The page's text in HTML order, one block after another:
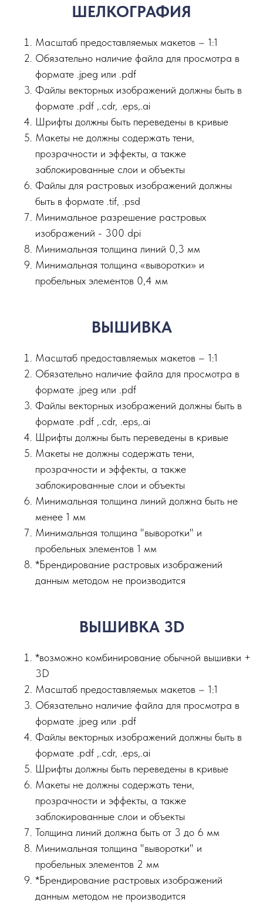
ШЕЛКОГРАФИЯ
Масштаб предоставляемых макетов – 1:1
Обязательно наличие файла для просмотра в
формате .jpeg или .pdf
Файлы векторных изображений должны быть в
формате .pdf ,.сdr, .eps,.ai
Шрифты должны быть переведены в кривые
Макеты не должны содержать тени,
прозрачности и эффекты, а также
заблокированные слои и объекты
Файлы для растровых изображений должны
быть в формате .tif, .psd
Минимальное разрешение растровых
изображений - 300 dpi
Минимальная толщина линий 0,3 мм
Минимальная толщина «выворотки» и
пробельных элементов 0,4 мм
ВЫШИВКА
Масштаб предоставляемых макетов – 1:1
Обязательно наличие файла для просмотра в
формате .jpeg или .pdf
Файлы векторных изображений должны быть в
формате .pdf ,.сdr, .eps,.ai
Шрифты должны быть переведены в кривые
Макеты не должны содержать тени,
прозрачности и эффекты, а также
заблокированные слои и объекты
Минимальная толщина линий должна быть не
менее 1 мм
Минимальная толщина "выворотки" и
пробельных элементов 1 мм
*Брендирование растровых изображений
данным методом не производится
ВЫШИВКА 3D
*возможно комбинирование обычной вышивки +
3D
Масштаб предоставляемых макетов – 1:1
Обязательно наличие файла для просмотра в
формате .jpeg или .pdf
Файлы векторных изображений должны быть в
формате .pdf ,.сdr, .eps,.ai
Шрифты должны быть переведены в кривые
Макеты не должны содержать тени,
прозрачности и эффекты, а также
заблокированные слои и объекты
Толщина линий должна быть от 3 до 6 мм
Минимальная толщина "выворотки" и
пробельных элементов 2 мм
*Брендирование растровых изображений
данным методом не производится